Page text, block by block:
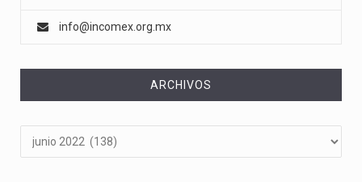
info@incomex.org.mx
ARCHIVOS